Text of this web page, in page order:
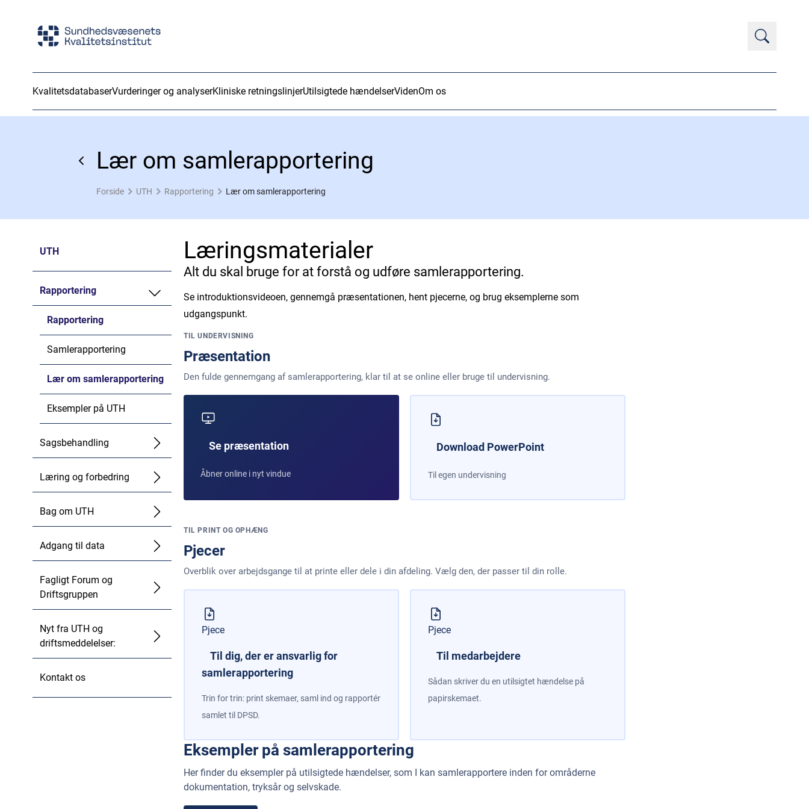
KvalitetsdatabaserVurderinger og analyserKliniske retningslinjerUtilsigtede hændelserVidenOm os
Lær om samlerapportering
Forside UTH Rapportering Lær om samlerapportering
UTH
Rapportering
Rapportering
Samlerapportering
Lær om samlerapportering
Eksempler på UTH
Sagsbehandling
Læring og forbedring
Bag om UTH
Adgang til data
Fagligt Forum og
Driftsgruppen
Nyt fra UTH og
driftsmeddelelser:
Kontakt os
Læringsmaterialer
Alt du skal bruge for at forstå og udføre samlerapportering.
Se introduktionsvideoen, gennemgå præsentationen, hent pjecerne, og brug eksemplerne som
udgangspunkt.
TIL UNDERVISNING
Præsentation
Den fulde gennemgang af samlerapportering, klar til at se online eller bruge til undervisning.
Se præsentation
Åbner online i nyt vindue
Download PowerPoint
Til egen undervisning
TIL PRINT OG OPHÆNG
Pjecer
Overblik over arbejdsgange til at printe eller dele i din afdeling. Vælg den, der passer til din rolle.
Pjece
Til dig, der er ansvarlig for
samlerapportering
Trin for trin: print skemaer, saml ind og rapportér
samlet til DPSD.
Pjece
Til medarbejdere
Sådan skriver du en utilsigtet hændelse på
papirskemaet.
Eksempler på samlerapportering
Her finder du eksempler på utilsigtede hændelser, som I kan samlerapportere inden for områderne
dokumentation, tryksår og selvskade.